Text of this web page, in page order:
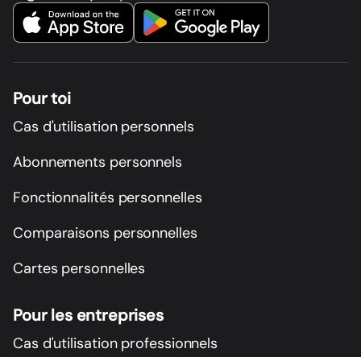
Pour toi
Cas d'utilisation personnels
Abonnements personnels
Fonctionnalités personnelles
Comparaisons personnelles
Cartes personnelles
Pour les entreprises
Cas d'utilisation professionnels